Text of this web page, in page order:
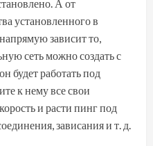
А от
установленного в
зависит то,
сеть можно создать с
будет работать под
к нему все свои
и расти пинг под
зависания и т. д.